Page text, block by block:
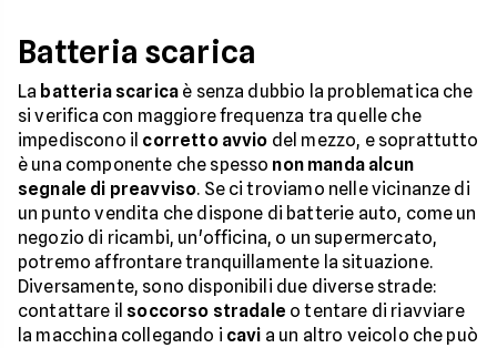
Batteria scarica
La batteria scarica è senza dubbio la problematica che
si verifica con maggiore frequenza tra quelle che
impediscono il corretto avvio del mezzo, e soprattutto
è una componente che spesso non manda alcun
segnale di preavviso. Se ci troviamo nelle vicinanze di
un punto vendita che dispone di batterie auto, come un
negozio di ricambi, un'officina, o un supermercato,
potremo affrontare tranquillamente la situazione.
Diversamente, sono disponibili due diverse strade:
contattare il soccorso stradale o tentare di riavviare
la macchina collegando i cavi a un altro veicolo che può